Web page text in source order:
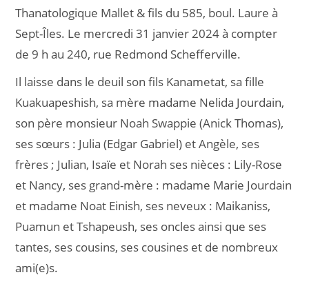
Thanatologique Mallet & fils du 585, boul. Laure à
Sept-Îles. Le mercredi 31 janvier 2024 à compter
de 9 h au 240, rue Redmond Schefferville.
Il laisse dans le deuil son fils Kanametat, sa fille
Kuakuapeshish, sa mère madame Nelida Jourdain,
son père monsieur Noah Swappie (Anick Thomas),
ses sœurs : Julia (Edgar Gabriel) et Angèle, ses
frères ; Julian, Isaïe et Norah ses nièces : Lily-Rose
et Nancy, ses grand-mère : madame Marie Jourdain
et madame Noat Einish, ses neveux : Maikaniss,
Puamun et Tshapeush, ses oncles ainsi que ses
tantes, ses cousins, ses cousines et de nombreux
ami(e)s.